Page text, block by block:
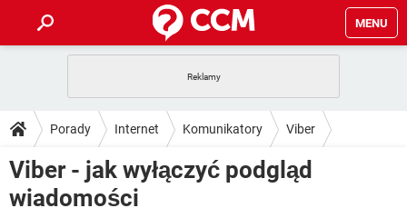
MENU
GRY WHATSAPP
SPOTIFY NETFLIX
INSTAGRAM
PORADY
PlayStation
GRY WHATSAPP
DO POBRANIA
ANDROID
FORUM
Porady Internet Komunikatory Viber
Viber - jak wyłączyć podgląd
wiadomości